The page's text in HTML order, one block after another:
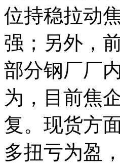
位持稳拉动
强；另外，
部分钢厂厂
为，目前焦
复。现货方
多扭亏为盈